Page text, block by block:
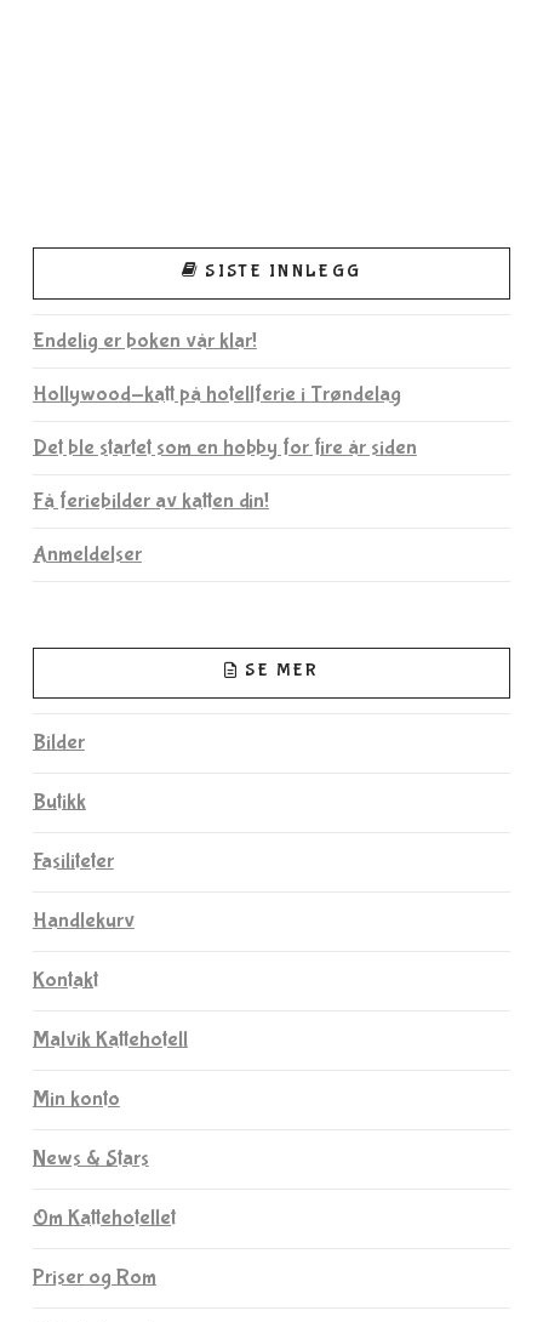
SISTE INNLEGG
Endelig er boken vår klar!
Hollywood-katt på hotellferie i Trøndelag
Det ble startet som en hobby for fire år siden
Få feriebilder av katten din!
Anmeldelser
SE MER
Bilder
Butikk
Fasiliteter
Handlekurv
Kontakt
Malvik Kattehotell
Min konto
News & Stars
Om Kattehotellet
Priser og Rom